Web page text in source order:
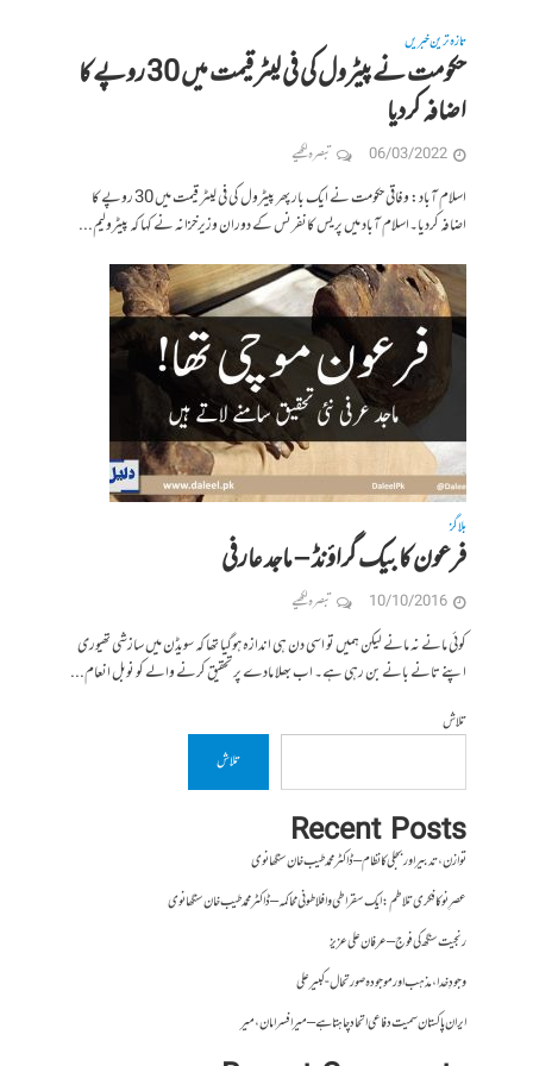
تازہ ترین خبریں
حکومت نے پیٹرول کی فی لیٹر قیمت میں 30 روپے کا
اضافہ کردیا
06/03/2022 تبصرہ لکھیے
اسلام آباد: وفاقی حکومت نے ایک بار پھر پیٹرول کی فی لیٹر قیمت میں 30 روپے کا
اضافہ کردیا۔اسلام آباد میں پریس کانفرنس کے دوران وزیرخزانہ نے کہا کہ پیٹرولیم...
بلاگز
فرعون کا بیک گراؤنڈ – ماجد عارفی
10/10/2016 تبصرہ لکھیے
کوئی مانے نہ مانے لیکن ہمیں تو اسی دن ہی اندازہ ہوگیا تھا کہ سویڈن میں سازشی تھیوری
اپنے تانے بانے بن رہی ہے۔ اب بھلا مادے پر تحقیق کرنے والے کو نوبل انعام...
تلاش
تلاش
Recent Posts
توازن، تدبیر اور بجلی کا نظام – ڈاکٹر محمد طیب خان سنگھانوی
عصرِ نو کا فکری تلاطم: ایک سقراطی و افلاطونی محاکمہ – ڈاکٹر محمد طیب خان سنگھانوی
رنجیت سنگھ کی فوج – عرفان علی عزیز
وجودِ خدا، مذہب اور موجودہ صورتحال- کبیر علی
ایران پاکستان سمیت دفاعی اتحاد چاہتا ہے – میر افسر امان،میر